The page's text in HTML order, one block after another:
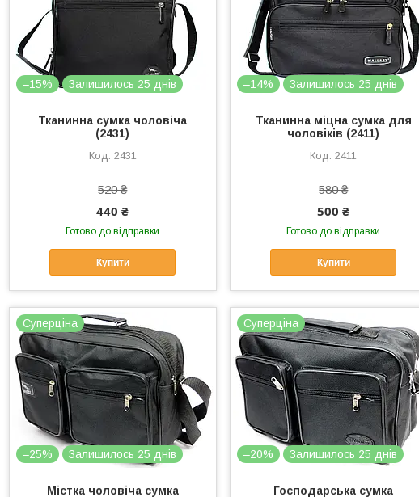
–15% Залишилось 25 днів
Тканинна сумка чоловіча
(2431)
2431
520 ₴
440 ₴
Готово до відправки
Купити
–14% Залишилось 25 днів
Тканинна міцна сумка для
чоловіків (2411)
2411
580 ₴
500 ₴
Готово до відправки
Купити
Суперціна
–25% Залишилось 25 днів
Містка чоловіча сумка
Суперціна
–20% Залишилось 25 днів
Господарська сумка